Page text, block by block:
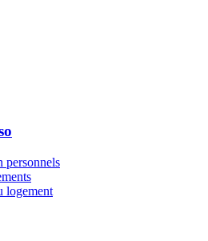
personnels
logement